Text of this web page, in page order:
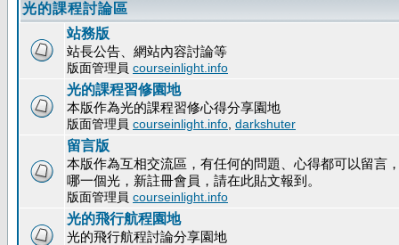
光的課程討論區
站務版
站長公告、網站內容討論等
版面管理員 courseinlight.info
光的課程習修園地
本版作為光的課程習修心得分享園地
版面管理員 courseinlight.info darkshuter
留言版
本版作為互相交流區，有任何的問題、心得都可以留言
哪一個光，新註冊會員，請在此貼文報到。
版面管理員 courseinlight.info
光的飛行航程園地
光的飛行航程討論分享園地